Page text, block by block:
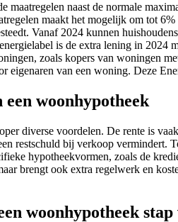
maatregelen naast de normale
maakt het mogelijk om tot
Vanaf 2024 kunnen
is de extra lening in 2024
zoals kopers van woningen
eigenaren van een woning. Deze
een woonhypotheek
diverse voordelen. De rente is
restschuld bij verkoop
hypotheekvormen, zoals de
brengt ook extra regelwerk en
woonhypotheek